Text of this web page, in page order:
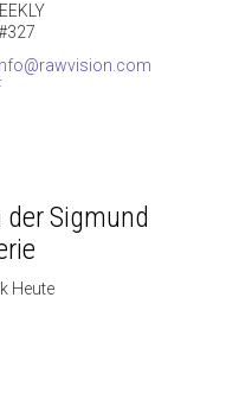
Sigmund
Heute